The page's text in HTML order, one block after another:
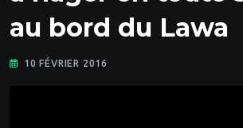
au bord du Lawa
10 FÉVRIER 2016